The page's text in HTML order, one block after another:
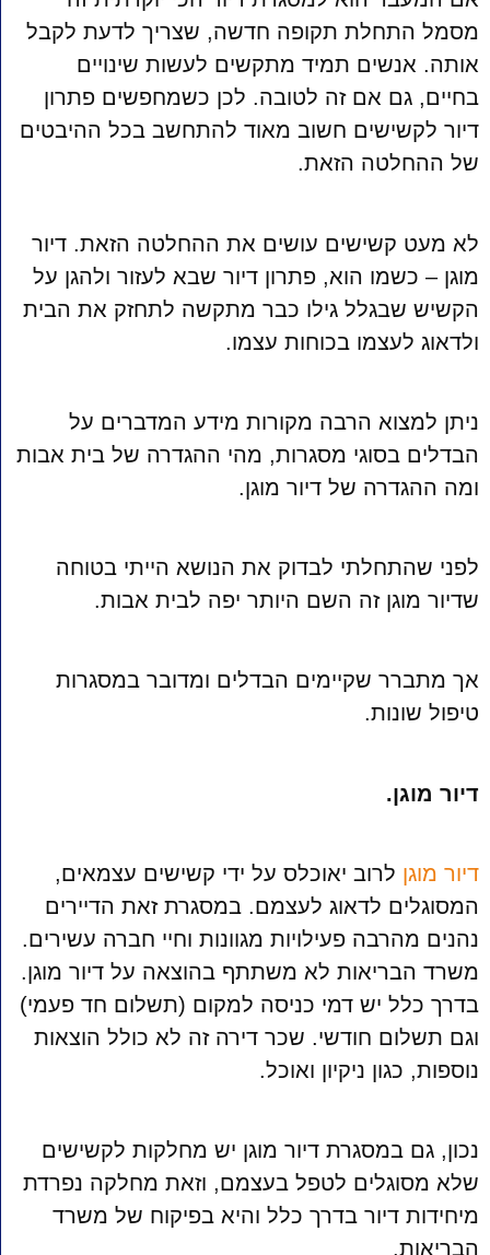
מסמל התחלת תקופה חדשה, שצריך לדעת לקבל
אותה. אנשים תמיד מתקשים לעשות שינויים
בחיים, גם אם זה לטובה. לכן כשמחפשים פתרון
דיור לקשישים חשוב מאוד להתחשב בכל ההיבטים
של ההחלטה הזאת.
לא מעט קשישים עושים את ההחלטה הזאת. דיור
מוגן – כשמו הוא, פתרון דיור שבא לעזור ולהגן על
הקשיש שבגלל גילו כבר מתקשה לתחזק את הבית
ולדאוג לעצמו בכוחות עצמו.
ניתן למצוא הרבה מקורות מידע המדברים על
הבדלים בסוגי מסגרות, מהי ההגדרה של בית אבות
ומה ההגדרה של דיור מוגן.
לפני שהתחלתי לבדוק את הנושא הייתי בטוחה
שדיור מוגן זה השם היותר יפה לבית אבות.
אך מתברר שקיימים הבדלים ומדובר במסגרות
טיפול שונות.
דיור מוגן.
דיור מוגן לרוב יאוכלס על ידי קשישים עצמאים,
המסוגלים לדאוג לעצמם. במסגרת זאת הדיירים
נהנים מהרבה פעילויות מגוונות וחיי חברה עשירים.
משרד הבריאות לא משתתף בהוצאה על דיור מוגן.
בדרך כלל יש דמי כניסה למקום (תשלום חד פעמי)
וגם תשלום חודשי. שכר דירה זה לא כולל הוצאות
נוספות, כגון ניקיון ואוכל.
נכון, גם במסגרת דיור מוגן יש מחלקות לקשישים
שלא מסוגלים לטפל בעצמם, וזאת מחלקה נפרדת
מיחידות דיור בדרך כלל והיא בפיקוח של משרד
הבריאות.